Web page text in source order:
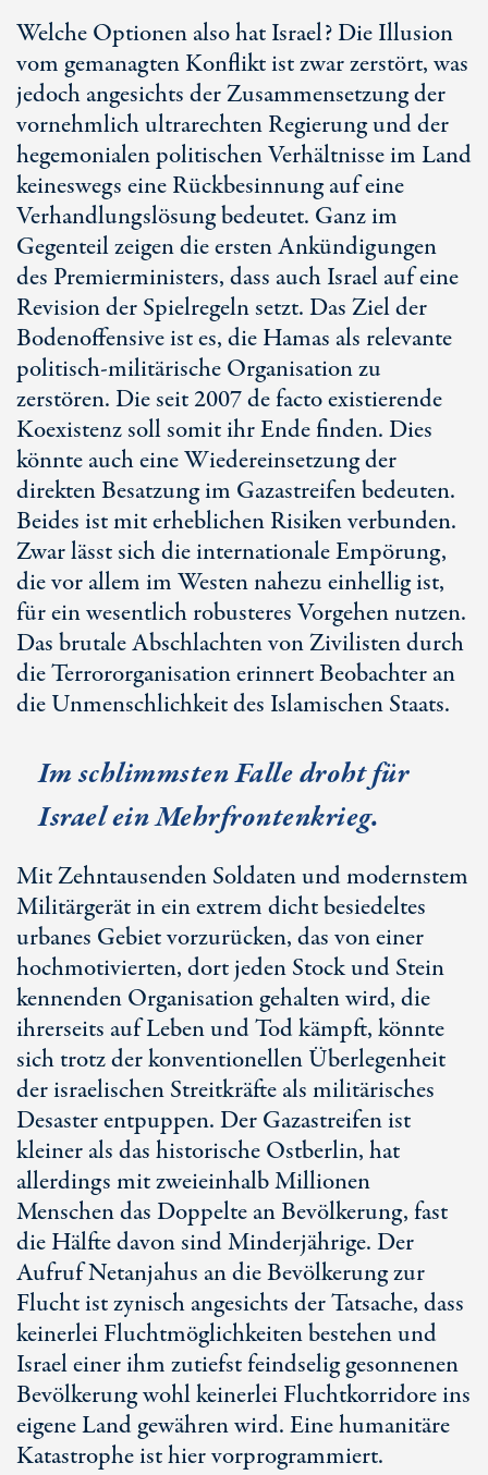
Welche Optionen also hat Israel? Die Illusion
vom gemanagten Konflikt ist zwar zerstört, was
jedoch angesichts der Zusammensetzung der
vornehmlich ultrarechten Regierung und der
hegemonialen politischen Verhältnisse im Land
keineswegs eine Rückbesinnung auf eine
Verhandlungslösung bedeutet. Ganz im
Gegenteil zeigen die ersten Ankündigungen
des Premierministers, dass auch Israel auf eine
Revision der Spielregeln setzt. Das Ziel der
Bodenoffensive ist es, die Hamas als relevante
politisch-militärische Organisation zu
zerstören. Die seit 2007de factoexistierende
Koexistenz soll somit ihr Ende finden. Dies
könnte auch eine Wiedereinsetzung der
direkten Besatzung im Gazastreifen bedeuten.
Beides ist mit erheblichen Risiken verbunden.
Zwar lässt sich die internationale Empörung,
die vor allem im Westen nahezu einhellig ist,
für ein wesentlich robusteres Vorgehen nutzen.
Das brutale Abschlachten von Zivilisten durch
die Terrororganisation erinnert Beobachter an
die Unmenschlichkeit des Islamischen Staats.
Im schlimmsten Falle droht für
Israel ein Mehrfrontenkrieg.
Mit Zehntausenden Soldaten und modernstem
Militärgerät in ein extrem dicht besiedeltes
urbanes Gebiet vorzurücken, das von einer
hochmotivierten, dort jeden Stock und Stein
kennenden Organisation gehalten wird, die
ihrerseits auf Leben und Tod kämpft, könnte
sich trotz der konventionellen Überlegenheit
der israelischen Streitkräfte als militärisches
Desaster entpuppen. Der Gazastreifen ist
kleiner als das historische Ostberlin, hat
allerdings mit zweieinhalb Millionen
Menschen das Doppelte an Bevölkerung, fast
die Hälfte davon sind Minderjährige. Der
Aufruf Netanjahus an die Bevölkerung zur
Flucht ist zynisch angesichts der Tatsache, dass
keinerlei Fluchtmöglichkeiten bestehen und
Israel einer ihm zutiefst feindselig gesonnenen
Bevölkerung wohl keinerlei Fluchtkorridore ins
eigene Land gewähren wird. Eine humanitäre
Katastrophe ist hier vorprogrammiert.